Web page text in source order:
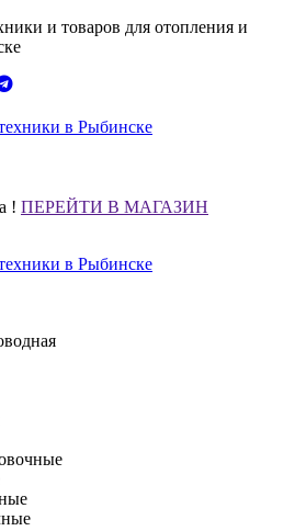
и товаров для отопления и
! ПЕРЕЙТИ В МАГАЗИН